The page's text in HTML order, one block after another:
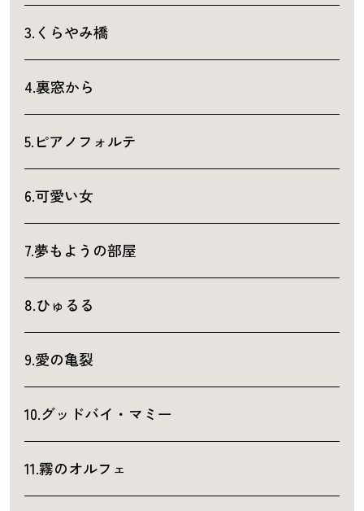
3.くらやみ橋
4.裏窓から
5.ピアノフォルテ
6.可愛い女
7.夢もようの部屋
8.ひゅるる
9.愛の亀裂
10.グッドバイ・マミー
11.霧のオルフェ